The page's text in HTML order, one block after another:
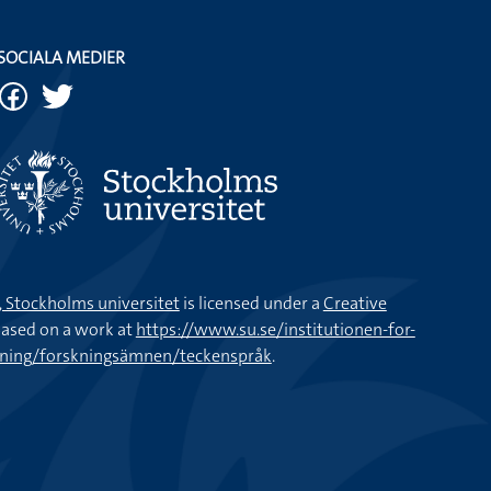
MEDIER
universitetis licensed under aCreative
on a work athttps://www.su.se/institutionen-for-
forskningsämnen/teckenspråk.